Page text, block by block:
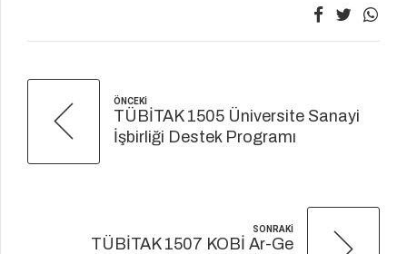
ÖNCEKI
TÜBİTAK 1505 Üniversite Sanayi
İşbirliği Destek Programı
SONRAKI
TÜBİTAK 1507 KOBİ Ar-Ge